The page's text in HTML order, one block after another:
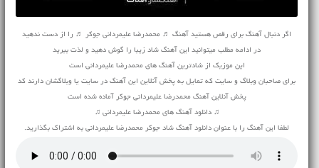
اگر دنبال آهنگ برای رقص هستید آهنگ ♬ محمدرضا علیمردانی جوکر ♬ را از دست ندهید
در ادامه مطلب میتوانید این آهنگ شاد زیبا را گوش دهید و لذت ببرید
این موزیک از شادترین آهنگ های محمدرضا علیمردانی است
برای صاحبان وبلاگ و سایت که تمایل به پخش آنلاین این آهنگ در سایت یا وبلاگشان دارند کد
پخش آنلاین آهنگ محمدرضا علیمردانی جوکر آماده شده است
♫ دانلود آهنگ های محمدرضا علیمردانی ♫
لطفا این آهنگ را با عنوان دانلود آهنگ شاد جوکر محمدرضا علیمردانی به اشتراک بگذارید.